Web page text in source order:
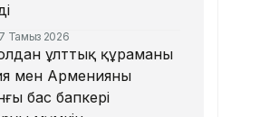
Тамыз 2026
ұлттық құраманы
мен Арменияның
бас бапкері